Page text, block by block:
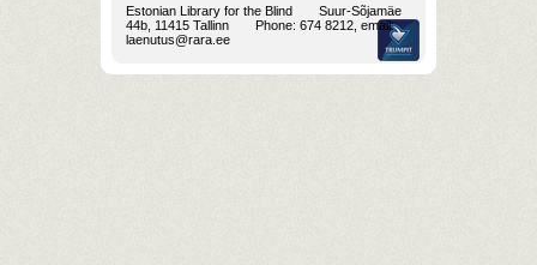
Estonian Library for the Blind
Suur-Sõjamäe
44b, 11415 Tallinn
Phone: 674 8212, email:
laenutus@rara.ee